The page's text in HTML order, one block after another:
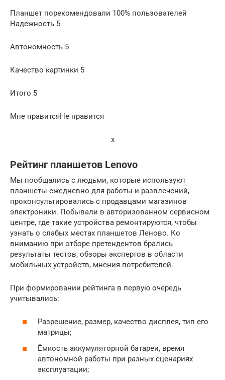
Планшет порекомендовали 100% пользователей
Надежность 5
Автономность 5
Качество картинки 5
Итого 5
Мне нравитсяНе нравится
x
Рейтинг планшетов Lenovo
Мы пообщались с людьми, которые используют
планшеты ежедневно для работы и развлечений,
проконсультировались с продавцами магазинов
электроники. Побывали в авторизованном сервисном
центре, где такие устройства ремонтируются, чтобы
узнать о слабых местах планшетов Леново. Ко
вниманию при отборе претендентов брались
результаты тестов, обзоры экспертов в области
мобильных устройств, мнения потребителей.
При формировании рейтинга в первую очередь
учитывались:
Разрешение, размер, качество дисплея, тип его
матрицы;
Ёмкость аккумуляторной батареи, время
автономной работы при разных сценариях
эксплуатации;